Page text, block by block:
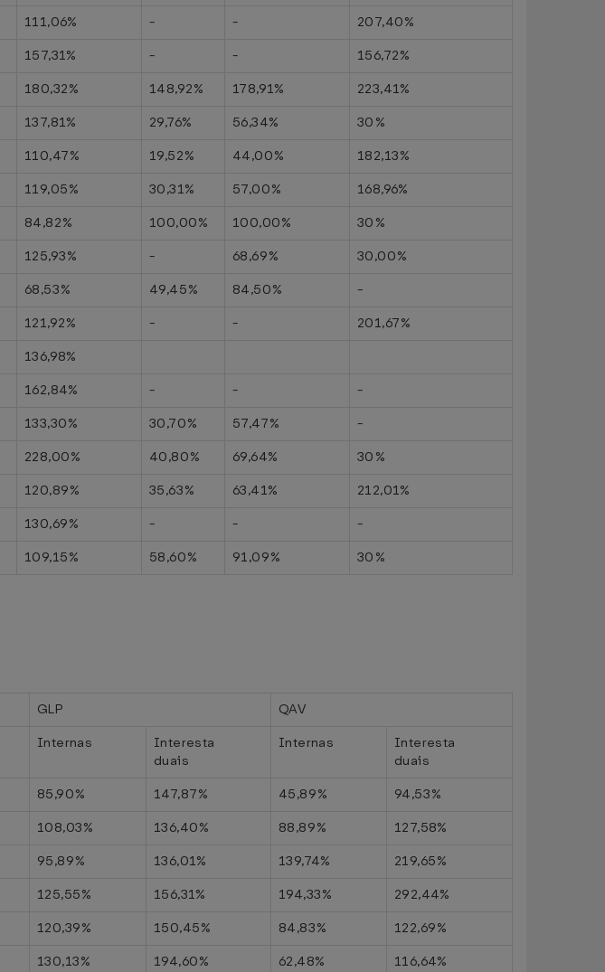
111,06% - -
207,40%
157,31% - -
156,72%
180,32% 148,92% 178,91%
223,41%
137,81% 29,76% 56,34%
30%
110,47% 19,52% 44,00%
182,13%
119,05% 30,31% 57,00%
168,96%
84,82% 100,00% 100,00%
30%
125,93% - 68,69%
30,00%
68,53% 49,45% 84,50%
-
121,92% - -
201,67%
136,98%
162,84% - -
-
133,30% 30,70% 57,47%
-
228,00% 40,80% 69,64%
30%
120,89% 35,63% 63,41%
212,01%
130,69% - -
-
109,15% 58,60% 91,09% 30%
GLP
QAV
Internas
Interesta
duais
Internas
Interesta
duais
85,90% 147,87% 45,89%
94,53%
108,03% 136,40% 88,89%
127,58%
95,89% 136,01% 139,74%
219,65%
125,55% 156,31% 194,33%
292,44%
120,39% 150,45% 84,83%
122,69%
130,13% 194,60% 62,48% 116,64%